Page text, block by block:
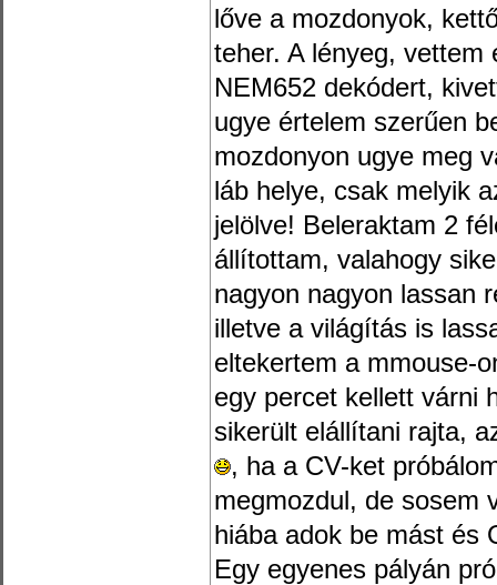
lőve a mozdonyok,
teher. A lényeg, vettem
NEM652 dekódert,
ugye értelem szerűen
mozdonyon ugye meg
láb helye, csak melyik
jelölve! Beleraktam 2
állítottam, valahogy
nagyon nagyon lassan
illetve a világítás is
eltekertem a mmouse-
egy percet kellett várni
sikerült elállítani rajta,
, ha a CV-ket
megmozdul, de sosem
hiába adok be mást és
Egy egyenes pályán